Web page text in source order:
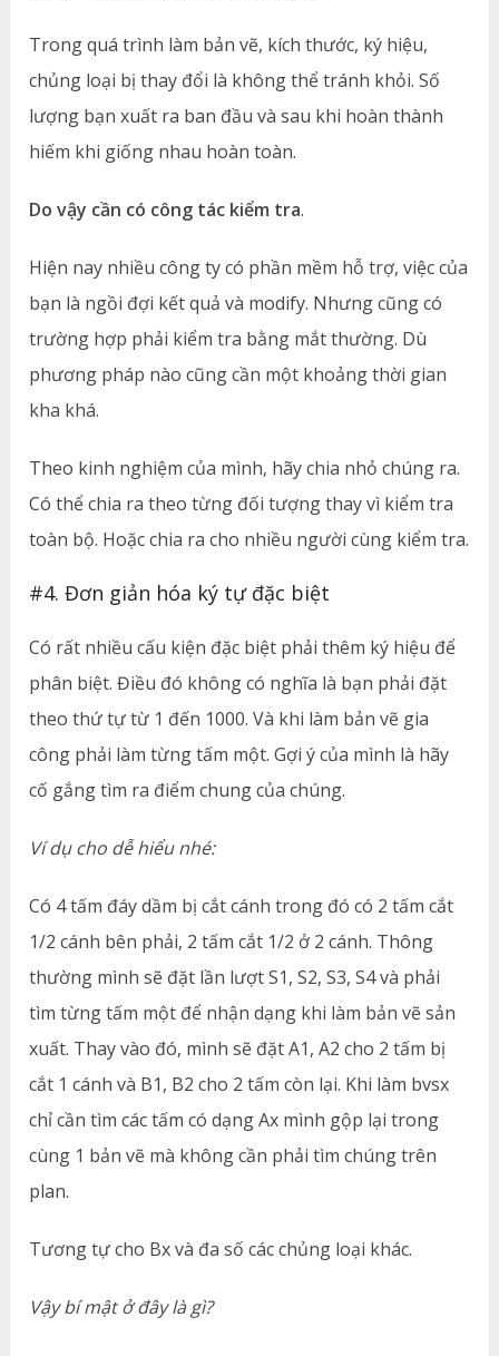
Trong quá trình làm bản vẽ, kích thước, ký hiệu,
chủng loại bị thay đổi là không thể tránh khỏi. Số
lượng bạn xuất ra ban đầu và sau khi hoàn thành
hiếm khi giống nhau hoàn toàn.
Do vậy cần có công tác kiểm tra.
Hiện nay nhiều công ty có phần mềm hỗ trợ, việc của
bạn là ngồi đợi kết quả và modify. Nhưng cũng có
trường hợp phải kiểm tra bằng mắt thường. Dù
phương pháp nào cũng cần một khoảng thời gian
kha khá.
Theo kinh nghiệm của mình, hãy chia nhỏ chúng ra.
Có thể chia ra theo từng đối tượng thay vì kiểm tra
toàn bộ. Hoặc chia ra cho nhiều người cùng kiểm tra.
#4. Đơn giản hóa ký tự đặc biệt
Có rất nhiều cấu kiện đặc biệt phải thêm ký hiệu để
phân biệt. Điều đó không có nghĩa là bạn phải đặt
theo thứ tự từ 1 đến 1000. Và khi làm bản vẽ gia
công phải làm từng tấm một. Gợi ý của mình là hãy
cố gắng tìm ra điểm chung của chúng.
Ví dụ cho dễ hiểu nhé:
Có 4 tấm đáy dầm bị cắt cánh trong đó có 2 tấm cắt
1/2 cánh bên phải, 2 tấm cắt 1/2 ở 2 cánh. Thông
thường mình sẽ đặt lần lượt S1, S2, S3, S4 và phải
tìm từng tấm một để nhận dạng khi làm bản vẽ sản
xuất. Thay vào đó, mình sẽ đặt A1, A2 cho 2 tấm bị
cắt 1 cánh và B1, B2 cho 2 tấm còn lại. Khi làm bvsx
chỉ cần tìm các tấm có dạng Ax mình gộp lại trong
cùng 1 bản vẽ mà không cần phải tìm chúng trên
plan.
Tương tự cho Bx và đa số các chủng loại khác.
Vậy bí mật ở đây là gì?